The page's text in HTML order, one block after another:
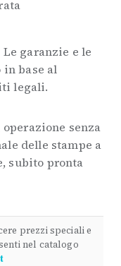
garanzie e le
base al
legali.
senza
delle stampe a
subito pronta
prezzi speciali e
nel catalogo